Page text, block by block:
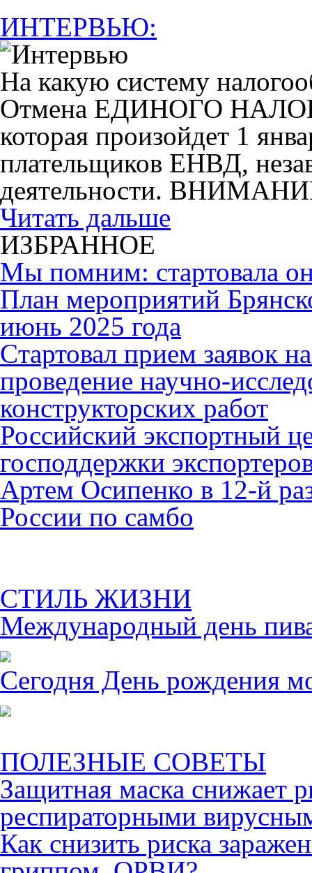
ИНТЕРВЬЮ:
На какую систему
Отмена ЕДИНОГО
которая произойдет 1
плательщиков ЕНВД,
деятельности.
Читать дальше
ИЗБРАННОЕ
Мы помним: стартовала
План мероприятий
июнь 2025 года
Cтартовал прием заявок
проведение научно-
конструкторских работ
Российский экспортный
господдержки
Артем Осипенко в 12-й
России по самбо
СТИЛЬ ЖИЗНИ
Международный день
Сегодня День рождения
ПОЛЕЗНЫЕ СОВЕТЫ
Защитная маска снижает
респираторными
Как снизить риска